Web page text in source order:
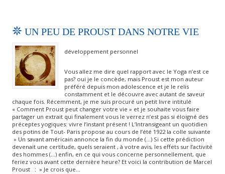
UN PEU DE PROUST DANS NOTRE VIE
développement personnel
Vous allez me dire quel rapport avec le Yoga n’est ce
pas? oui je le concède, mais Proust est mon auteur
préféré depuis mon adolescence et je le relis
constamment et le découvre avec autant de saveur
chaque fois. Récemment, je me suis procuré un petit livre intitulé
« Comment Proust peut changer votre vie » et je souhaite vous faire
partager un extrait qui finalement vous le verrez n’est pas si éloigné des
préceptes yogiques: vivre l’instant présent ! L’Intransigeant un quotidien
des potins de Tout- Paris propose au cours de l’été 1922 la colle suivante
» Un savant américain annonce la fin du monde (…) Si cette prédiction
devenait une certitude, quels seraient , à votre avis, les effets sur l’activité
des hommes (…) enfin, en ce qui vous concerne personnellement, que
feriez vous avant cette dernière heure? Et voici la contribution de Marcel
Proust : » Je crois que…